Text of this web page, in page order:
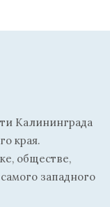
Калининграда
края.
обществе,
западного